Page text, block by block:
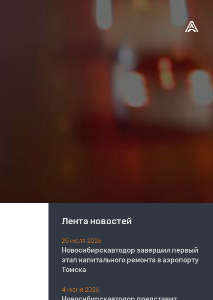
Лента новостей
25 июля 2026
Новосибирскавтодор завершил первый
этап капитального ремонта в аэропорту
Томска
4 июня 2026